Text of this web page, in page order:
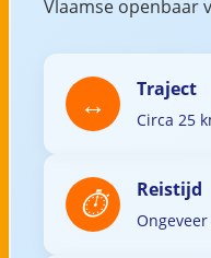
Vlaamse openbaar
Traject
Circa 25
Reistijd